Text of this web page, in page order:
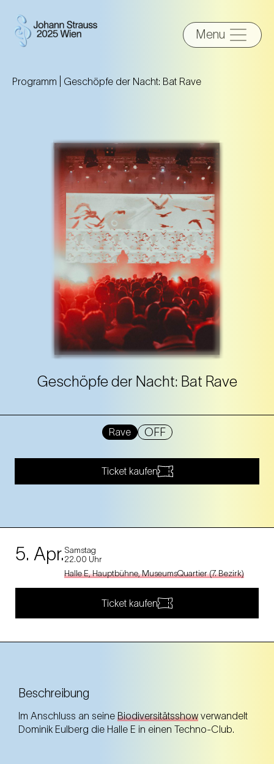
Menu
Programm | Geschöpfe der Nacht: Bat Rave
Geschöpfe der Nacht: Bat Rave
Rave OFF
Ticket kaufen
5. Apr.Samstag
22.00 Uhr
Halle E, Hauptbühne, MuseumsQuartier (7. Bezirk)
Ticket kaufen
Beschreibung
Im Anschluss an seine Biodiversitätsshow verwandelt
Dominik Eulberg die Halle E in einen Techno-Club.